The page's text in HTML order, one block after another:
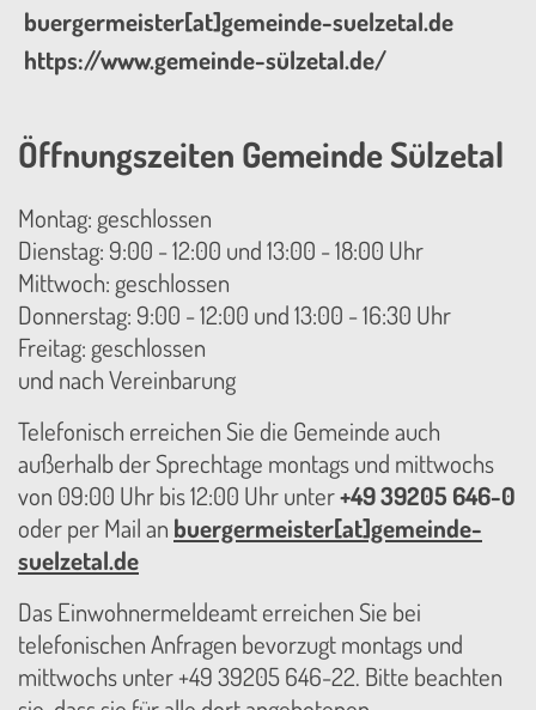
buergermeister[at]gemeinde-suelzetal.de
https://www.gemeinde-sülzetal.de/
Öffnungszeiten Gemeinde Sülzetal
Montag: geschlossen
Dienstag: 9:00 - 12:00 und 13:00 - 18:00 Uhr
Mittwoch: geschlossen
Donnerstag: 9:00 - 12:00 und 13:00 - 16:30 Uhr
Freitag: geschlossen
und nach Vereinbarung
Telefonisch erreichen Sie die Gemeinde auch
außerhalb der Sprechtage montags und mittwochs
von 09:00 Uhr bis 12:00 Uhr unter+49 39205 646-0
oder per Mail an buergermeister[at]gemeinde-
suelzetal.de
Das Einwohnermeldeamt erreichen Sie bei
telefonischen Anfragen bevorzugt montags und
mittwochs unter +49 39205 646-22. Bitte beachten